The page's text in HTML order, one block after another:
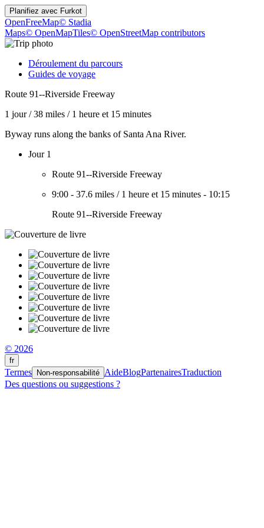
Planifiez avec Furkot
OpenFreeMap© Stadia
Maps© OpenMapTiles© OpenStreetMap contributors
Déroulement du parcours
Guides de voyage
Route 91--Riverside Freeway
1 jour/38 miles / 1 heure et 15 minutes
Byway runs along the banks of Santa Ana River.
Jour 1
Route 91--Riverside Freeway
9:00 - 37.6 miles / 1 heure et 15 minutes - 10:15
Route 91--Riverside Freeway
© 2026
fr
Termes Non-responsabilité AideBlogPartenairesTraduction
Des questions ou suggestions ?